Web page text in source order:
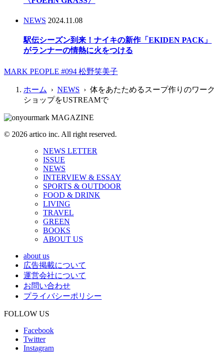
NEWS 2024.11.08
駅伝シーズン到来！ナイキの新作「EKIDEN PACK」
がランナーの情熱に火をつける
MARK PEOPLE #094 松野笑美子
ホーム › NEWS › 体をあたためるスープ作りのワーク
ショップをUSTREAMで
© 2026 artico inc. All right reserved.
NEWS LETTER
ISSUE
NEWS
INTERVIEW & ESSAY
SPORTS & OUTDOOR
FOOD & DRINK
LIVING
TRAVEL
GREEN
BOOKS
ABOUT US
about us
広告掲載について
運営会社について
お問い合わせ
プライバシーポリシー
FOLLOW US
Facebook
Twitter
Instagram